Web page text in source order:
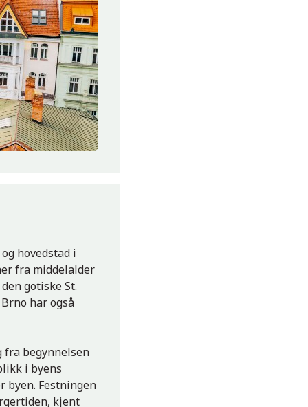
hovedstad i
fra middelalder
gotiske St.
har også
fra begynnelsen
i byens
Festningen
kjent